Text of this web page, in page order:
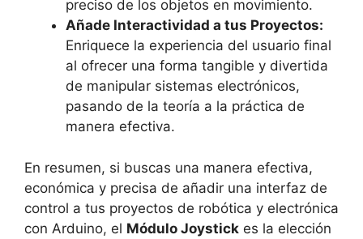
preciso de los objetos en movimiento.
Añade Interactividad a tus Proyectos:
Enriquece la experiencia del usuario final
al ofrecer una forma tangible y divertida
de manipular sistemas electrónicos,
pasando de la teoría a la práctica de
manera efectiva.
En resumen, si buscas una manera efectiva,
económica y precisa de añadir una interfaz de
control a tus proyectos de robótica y electrónica
con Arduino, el Módulo Joystick es la elección